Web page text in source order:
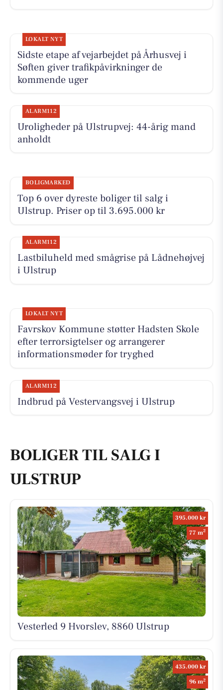
LOKALT NYT
Sidste etape af vejarbejdet på Århusvej i
Søften giver trafikpåvirkninger de
kommende uger
ALARM112
Uroligheder på Ulstrupvej: 44-årig mand
anholdt
BOLIGMARKED
Top 6 over dyreste boliger til salg i
Ulstrup. Priser op til 3.695.000 kr
ALARM112
Lastbiluheld med smågrise på Lådnehøjvej
i Ulstrup
LOKALT NYT
Favrskov Kommune støtter Hadsten Skole
efter terrorsigtelser og arrangerer
informationsmøder for tryghed
ALARM112
Indbrud på Vestervangsvej i Ulstrup
BOLIGER TIL SALG I
ULSTRUP
395.000 kr
77 m2
Vesterled 9 Hvorslev, 8860 Ulstrup
435.000 kr
96 m2